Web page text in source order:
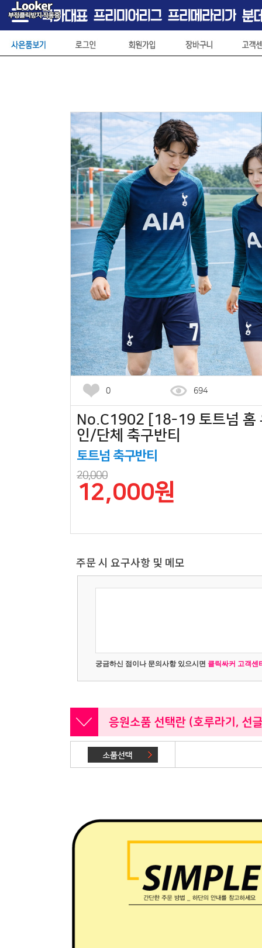
0 694
No.C1902 [18-19 토트넘 홈
인/단체 축구반티
토트넘 축구반티
20,000
12,000원
주문 시 요구사항 및 메모
궁금하신 점이나 문의사항 있으시면 클릭싸커 고객센